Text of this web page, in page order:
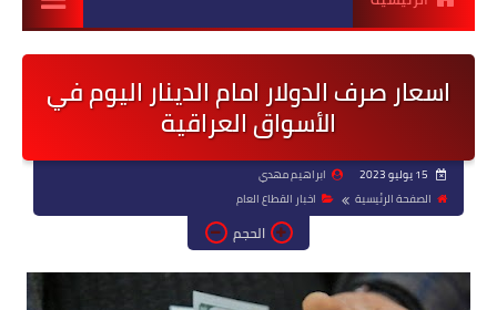
اسعار صرف الدولار امام الدينار اليوم في
الأسواق العراقية
ابراهيم مهدي
الصفحة الرئيسية
اخبار القطاع العام
الحجم